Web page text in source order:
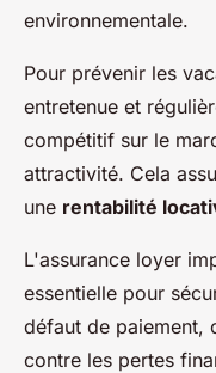
environnementale.
Pour prévenir les
entretenue et
compétitif sur le
attractivité. Cela
une rentabilité
L'assurance loyer
essentielle pour
défaut de paiement,
contre les pertes